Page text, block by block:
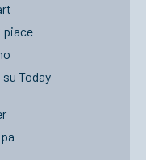
piace
Today